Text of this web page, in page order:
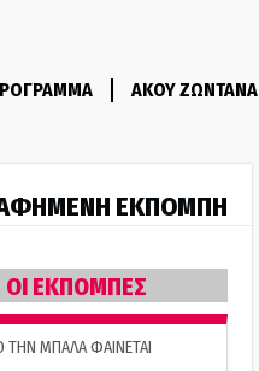
ΑΚΟΥ ΖΩΝΤΑΝΑ
ΕΚΠΟΜΠΗ
ΟΙ ΕΚΠΟΜΠΕΣ
ΤΗΝ ΜΠΑΛΑ ΦΑΙΝΕΤΑΙ